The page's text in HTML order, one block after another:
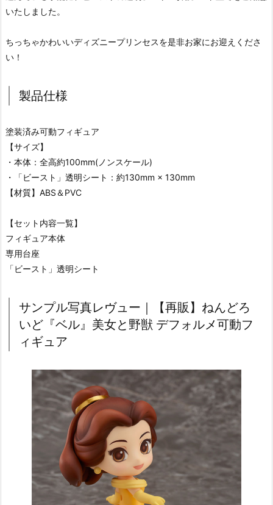
いたしました。
ちっちゃかわいいディズニープリンセスを是非お家にお迎えくださ
い！
製品仕様
塗装済み可動フィギュア
【サイズ】
・本体：全高約100mm(ノンスケール)
・「ビースト」透明シート：約130mm × 130mm
【材質】ABS＆PVC
【セット内容一覧】
フィギュア本体
専用台座
「ビースト」透明シート
サンプル写真レヴュー｜【再販】ねんどろ
いど『ベル』美女と野獣 デフォルメ可動フ
ィギュア